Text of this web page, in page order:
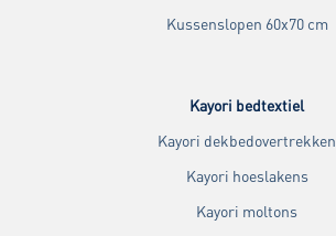
Kussenslopen 60x70 cm
Kayori bedtextiel
Kayori dekbedovertrekken
Kayori hoeslakens
Kayori moltons